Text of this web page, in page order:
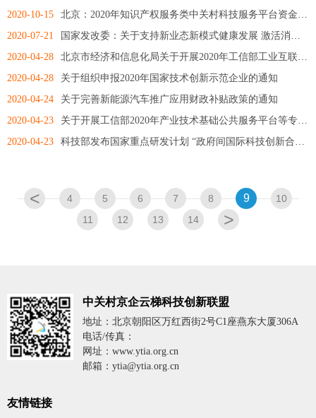
2020-10-15
北京：2020年知识产权服务类中关村科技服务平台资金支持名单
2020-07-21
国家发改委：关于支持新业态新模式健康发展 激活消费市场带动扩大就业的意见
2020-04-28
北京市经济和信息化局关于开展2020年工信部工业互联网创新发展工程项目有关工作的通知
2020-04-28
关于组织申报2020年国家技术创新示范企业的通知
2020-04-24
关于完善新能源汽车推广应用财政补贴政策的通知
2020-04-23
关于开展工信部2020年产业技术基础公共服务平台等专项有关工作的通知
2020-04-23
科技部发布国家重点研发计划 “政府间国际科技创新合作”等重点专项2020年度项目申报...
< 4 5 6 7 8 9
10
11
12 13 14 >
中关村京企云梯科技创新联盟
地址：北京朝阳区万红西街2号C1座燕东大厦306A
电话/传真：
网址：www.ytia.org.cn
邮箱：ytia@ytia.org.cn
友情链接